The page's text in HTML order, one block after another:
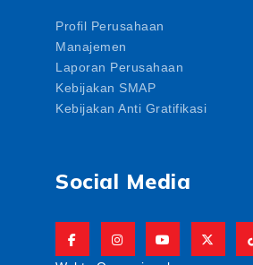
Profil Perusahaan
Manajemen
Laporan Perusahaan
Kebijakan SMAP
Kebijakan Anti Gratifikasi
Social Media